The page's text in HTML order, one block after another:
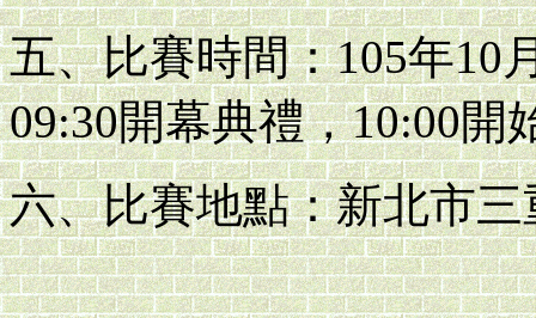
五、比賽時間：105年
09:30開幕典禮，10:00開
六、比賽地點：新北市